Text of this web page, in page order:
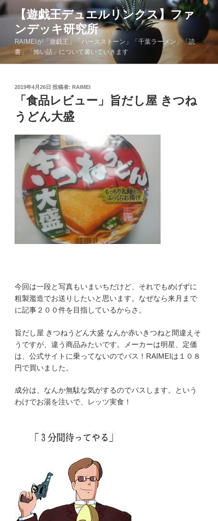
コ
ン
へ
【遊戯王デュエルリンクス】ファ
ンデッキ研究所
RAIMEIが「遊戯王」「ハースストーン」「千葉ラーメン」「読
書」「怖い話」について書いていきます
投
2019年4月26日 投稿者: RAIMEI
「食品レビュー」旨だし屋 きつね
うどん大盛
今回は一段と写真もいまいちだけど、それでもめげずに
粗製濫造でお送りしたいと思います。なぜなら来月まで
に記事２００件を目指しているからさ。
旨だし屋 きつねうどん大盛 なんか赤いきつねと間違えそ
うですが、違う商品みたいです。メーカーは明星、定価
は、公式サイトに乗ってないのでパス！RAIMEIは１０８
円で買いました。
成分は、なんか無駄な気がするのでパスします。という
わけでお湯を注いで、レッツ実食！